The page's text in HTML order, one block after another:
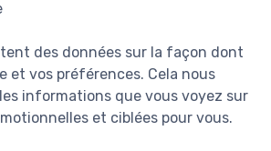
des données sur la façon dont
et vos préférences. Cela nous
informations que vous voyez sur
et ciblées pour vous.